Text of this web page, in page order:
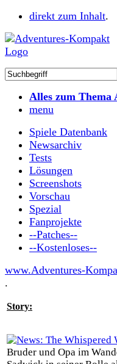
direkt zum Inhalt.
Alles zum Thema
menu
Spiele Datenbank
Newsarchiv
Tests
Lösungen
Screenshots
Vorschau
Spezial
Fanprojekte
--Patches--
--Kostenloses--
www.Adventures-
.
Story:
Bruder und Opa im